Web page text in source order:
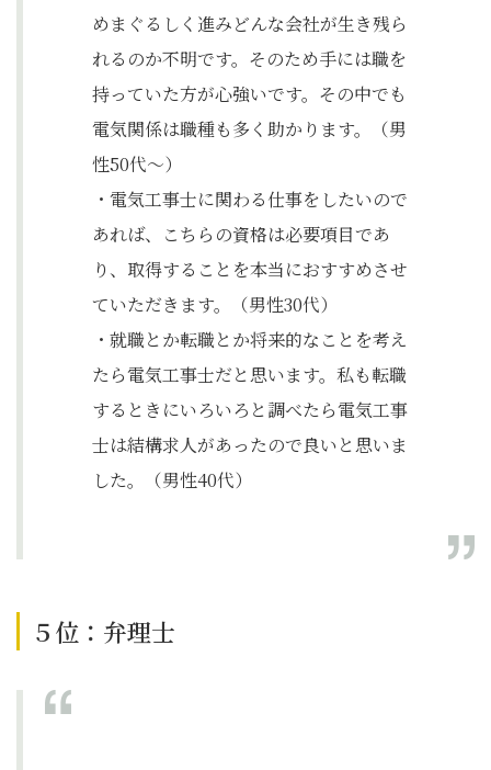
めまぐるしく進みどんな会社が生き残ら
れるのか不明です。そのため手には職を
持っていた方が心強いです。その中でも
電気関係は職種も多く助かります。（男
性50代〜）
・電気工事士に関わる仕事をしたいので
あれば、こちらの資格は必要項目であ
り、取得することを本当におすすめさせ
ていただきます。（男性30代）
・就職とか転職とか将来的なことを考え
たら電気工事士だと思います。私も転職
するときにいろいろと調べたら電気工事
士は結構求人があったので良いと思いま
した。（男性40代）
５位：弁理士